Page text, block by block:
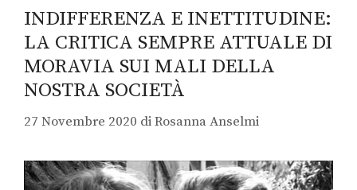
INDIFFERENZA E INETTITUDINE:
LA CRITICA SEMPRE ATTUALE DI
MORAVIA SUI MALI DELLA
NOSTRA SOCIETÀ
27 Novembre 2020 diRosanna Anselmi